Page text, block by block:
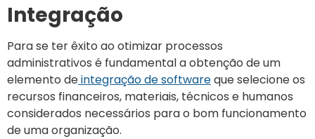
Integração
Para se ter êxito ao otimizar processos
administrativos é fundamental a obtenção de um
elemento deintegração de softwareque selecione os
recursos financeiros, materiais, técnicos e humanos
considerados necessários para o bom funcionamento
de uma organização.